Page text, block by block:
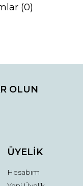
(0)
OLUN
ÜYELİK
Hesabım